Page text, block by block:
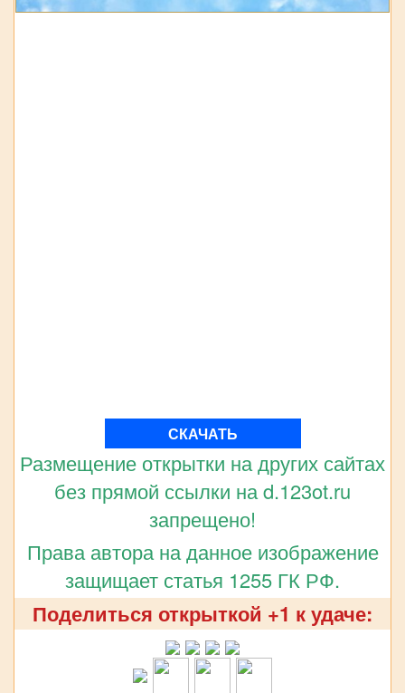
СКАЧАТЬ
Размещение открытки на других сайтах
без прямой ссылки на d.123ot.ru
запрещено!
Права автора на данное изображение
защищает статья 1255 ГК РФ.
Поделиться открыткой +1 к удаче: